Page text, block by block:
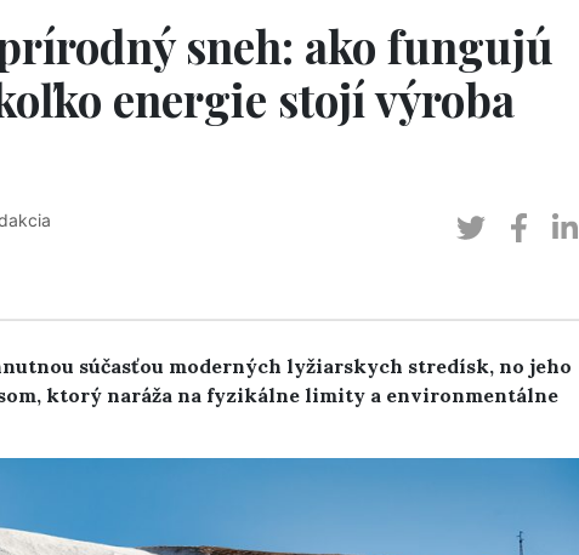
sneh: ako fungujú
energie stojí výroba
súčasťou moderných lyžiarskych stredísk, no jeho
ktorý naráža na fyzikálne limity a environmentálne